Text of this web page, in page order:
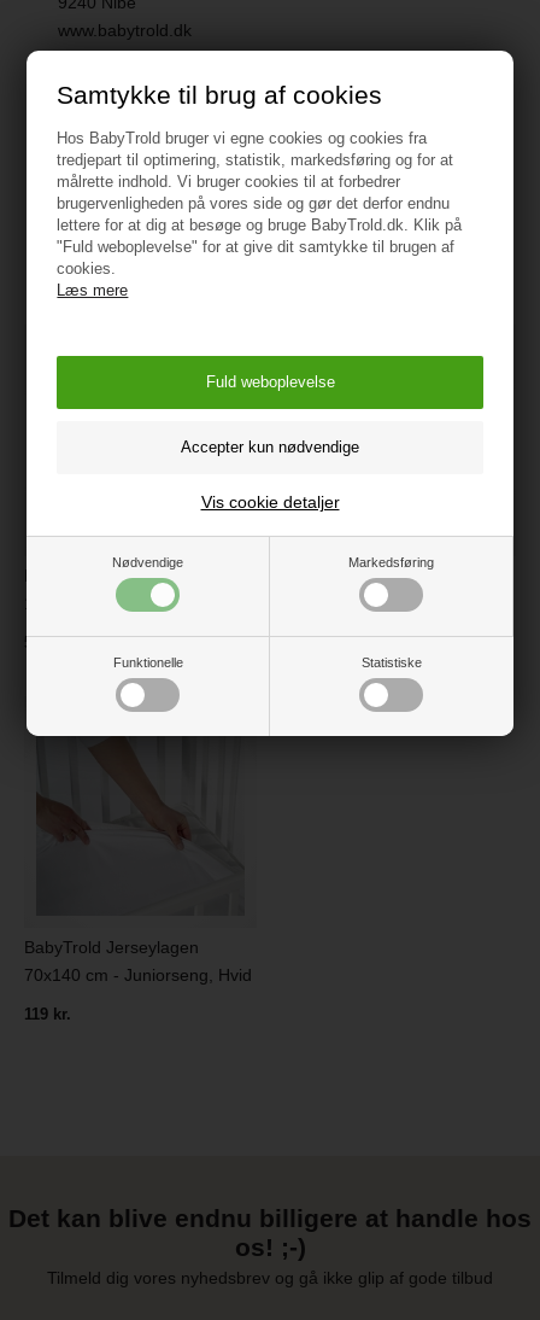
Samtykke til brug af cookies
Hos BabyTrold bruger vi egne cookies og cookies fra
tredjepart til optimering, statistik, markedsføring og for at
målrette indhold. Vi bruger cookies til at forbedrer
brugervenligheden på vores side og gør det derfor endnu
lettere for at dig at besøge og bruge BabyTrold.dk. Klik på
"Fuld weboplevelse" for at give dit samtykke til brugen af
cookies.
Læs mere
Nødvendige Markedsføring
Funktionelle Statistiske
Vis cookie detaljer
www.babytrold.dk
Vejledning
Måske er du også interesseret i
BabyTrold Madras Basic,
120x60x6 cm
599 kr.
BabyTrold Åndbar Madras til
tremmeseng, 120x60x10 cm
699 kr.
BabyTrold Jerseylagen
70x140 cm - Juniorseng, Hvid
119 kr.
Det kan blive endnu billigere at handle hos
os! ;-)
Tilmeld dig vores nyhedsbrev og gå ikke glip af gode tilbud